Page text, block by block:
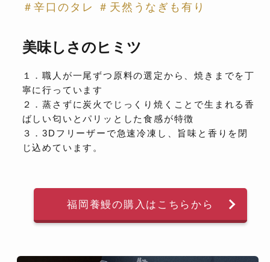
＃辛口のタレ ＃天然うなぎも有り
美味しさのヒミツ
１．職人が一尾ずつ原料の選定から、焼きまでを丁
寧に行っています
２．蒸さずに炭火でじっくり焼くことで生まれる香
ばしい匂いとパリッとした食感が特徴
３．3Dフリーザーで急速冷凍し、旨味と香りを閉
じ込めています。
福岡養鰻の購入はこちらから